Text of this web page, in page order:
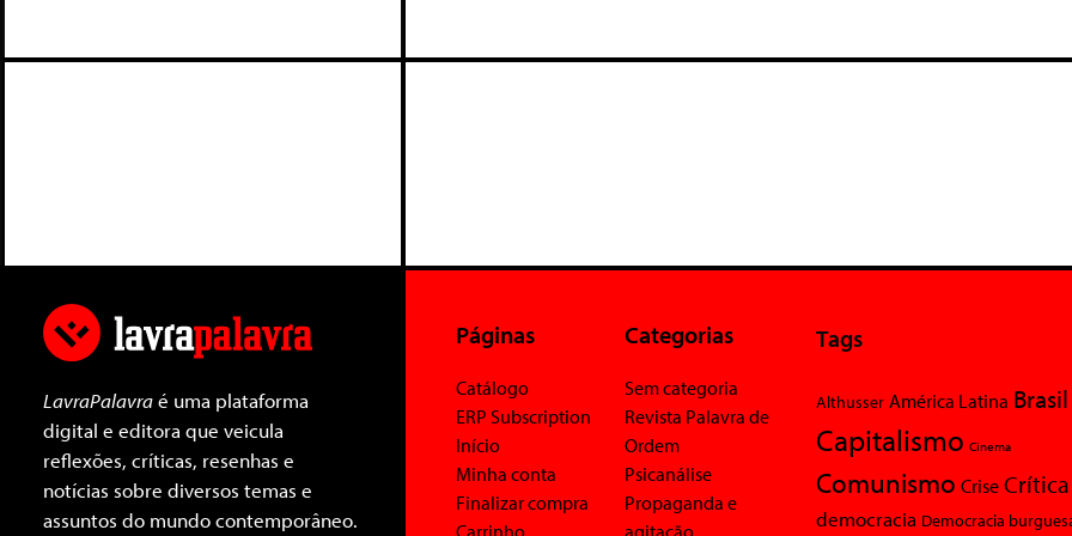
LavraPalavraé uma plataforma
digital e editora que veicula
reflexões, críticas, resenhas e
notícias sobre diversos temas e
assuntos do mundo contemporâneo.
Páginas
Catálogo
ERP Subscription
Início
Minha conta
Finalizar compra
Categorias
Sem categoria
Revista Palavra de
Ordem
Psicanálise
Propaganda e
Tags
Althusser América Latina Brasil
Capitalismo Cinema
Comunismo Crise Crítica
democracia Democracia